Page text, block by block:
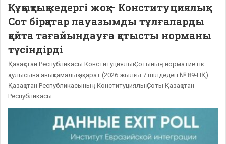
Құқықтық кедергі жоқ – Конституциялық
Сот бірқатар лауазымды тұлғаларды
қайта тағайындауға қатысты норманы
түсіндірді
Қазақстан Республикасы Конституциялық Сотының нормативтік
қаулысына анықтамалық ақпарат (2026 жылғы 7 шілдедегі № 89-НҚ)
Қазақстан Республикасының Конституциялық Соты Қазақстан
Республикасы…